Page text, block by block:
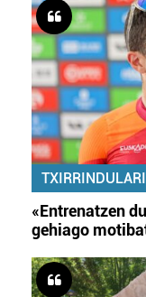
«Entrenatzen
gehiago